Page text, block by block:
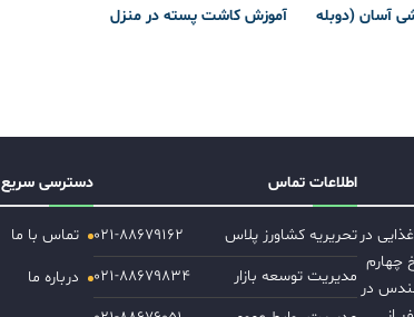
آسان (دوبله
آموزش کاشت پسته در منزل
در
چهارم
مهندس در
اطلاعات تماس
تحریریه کشاورز پلاس
۰۲۱-۸۸۶۷۹۱۶۲
مدیریت توسعه بازار
۰۲۱-۸۸۶۷۹۸۳۴
دسترسی سریع
تماس با ما
درباره ما